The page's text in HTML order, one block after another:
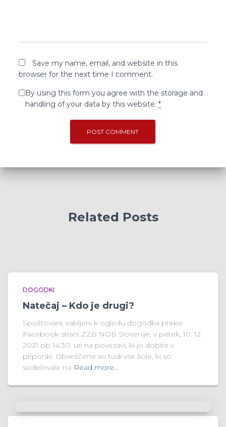
Save my name, email, and website in this
browser for the next time I comment.
By using this form you agree with the storage and
handling of your data by this website.*
Related Posts
DOGODKI
Natečaj – Kdo je drugi?
Spoštovani, vabljeni k ogledu dogodka preko
Facebook strani ZZB NOB Slovenije, v petek, 10. 12.
2021 ob 14.30. uri na povezavi, ki jo dobite v
priponki. Obveščene so tudi vse šole, ki so
sodelovale na Read more…